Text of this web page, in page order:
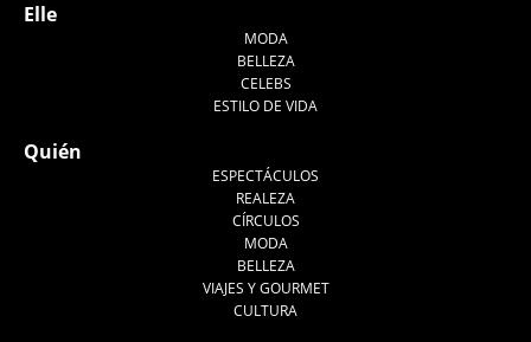
Elle
MODA
BELLEZA
CELEBS
ESTILO DE VIDA
Quién
ESPECTÁCULOS
REALEZA
CÍRCULOS
MODA
BELLEZA
VIAJES Y GOURMET
CULTURA